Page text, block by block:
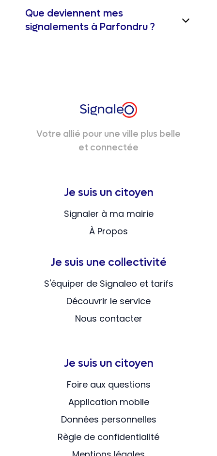
Que deviennent mes
signalements à Parfondru ?
Votre allié pour une ville plus belle
et connectée
Je suis un citoyen
Signaler à ma mairie
À Propos
Je suis une collectivité
S'équiper de Signaleo et tarifs
Découvrir le service
Nous contacter
Je suis un citoyen
Foire aux questions
Application mobile
Données personnelles
Règle de confidentialité